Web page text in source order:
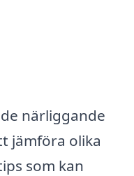
närliggande
jämföra olika
som kan